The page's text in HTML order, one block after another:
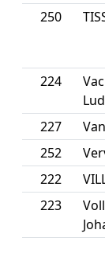
250
224
227
252
222
223